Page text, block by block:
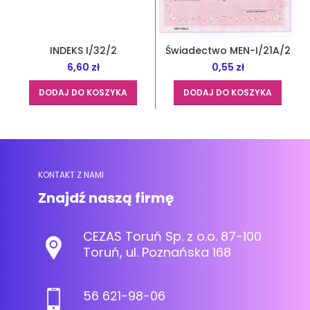
INDEKS I/32/2
6,60 zł
DODAJ DO KOSZYKA
Świadectwo MEN-I/21A/2
0,55 zł
DODAJ DO KOSZYKA
KONTAKT Z NAMI
Znajdź naszą firmę
CEZAS Toruń Sp. z o.o. 87-100
Toruń, ul. Poznańska 168
56 621-98-06